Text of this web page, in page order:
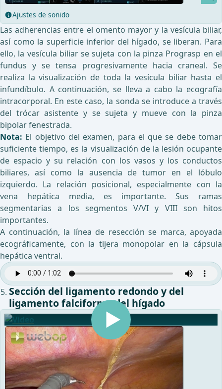
Ajustes de sonido
Las adherencias entre el omento mayor y la vesícula biliar,
así como la superficie inferior del hígado, se liberan. Para
ello, la vesícula biliar se sujeta con la pinza Prograsp en el
fundus y se tensa progresivamente hacia craneal. Se
realiza la visualización de toda la vesícula biliar hasta el
infundíbulo. A continuación, se lleva a cabo la ecografía
intracorporal. En este caso, la sonda se introduce a través
del trócar asistente y se sujeta y mueve con la pinza
bipolar fenestrada.
Nota: El objetivo del examen, para el que se debe tomar
suficiente tiempo, es la visualización de la lesión ocupante
de espacio y su relación con los vasos y los conductos
biliares, así como la ausencia de tumor en el lóbulo
izquierdo. La relación posicional, especialmente con la
vena hepática media, es importante. Sus ramas
segmentarias a los segmentos V/VI y VIII son hitos
importantes.
A continuación, la línea de resección se marca, apoyada
ecográficamente, con la tijera monopolar en la cápsula
hepática ventral.
Sección del ligamento redondo y del
ligamento falciforme del hígado